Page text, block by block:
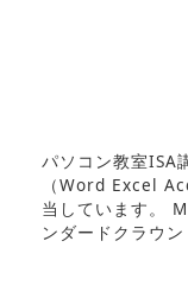
パソコン教室ISA
（Word Excel
当しています。
ンダードクラウ